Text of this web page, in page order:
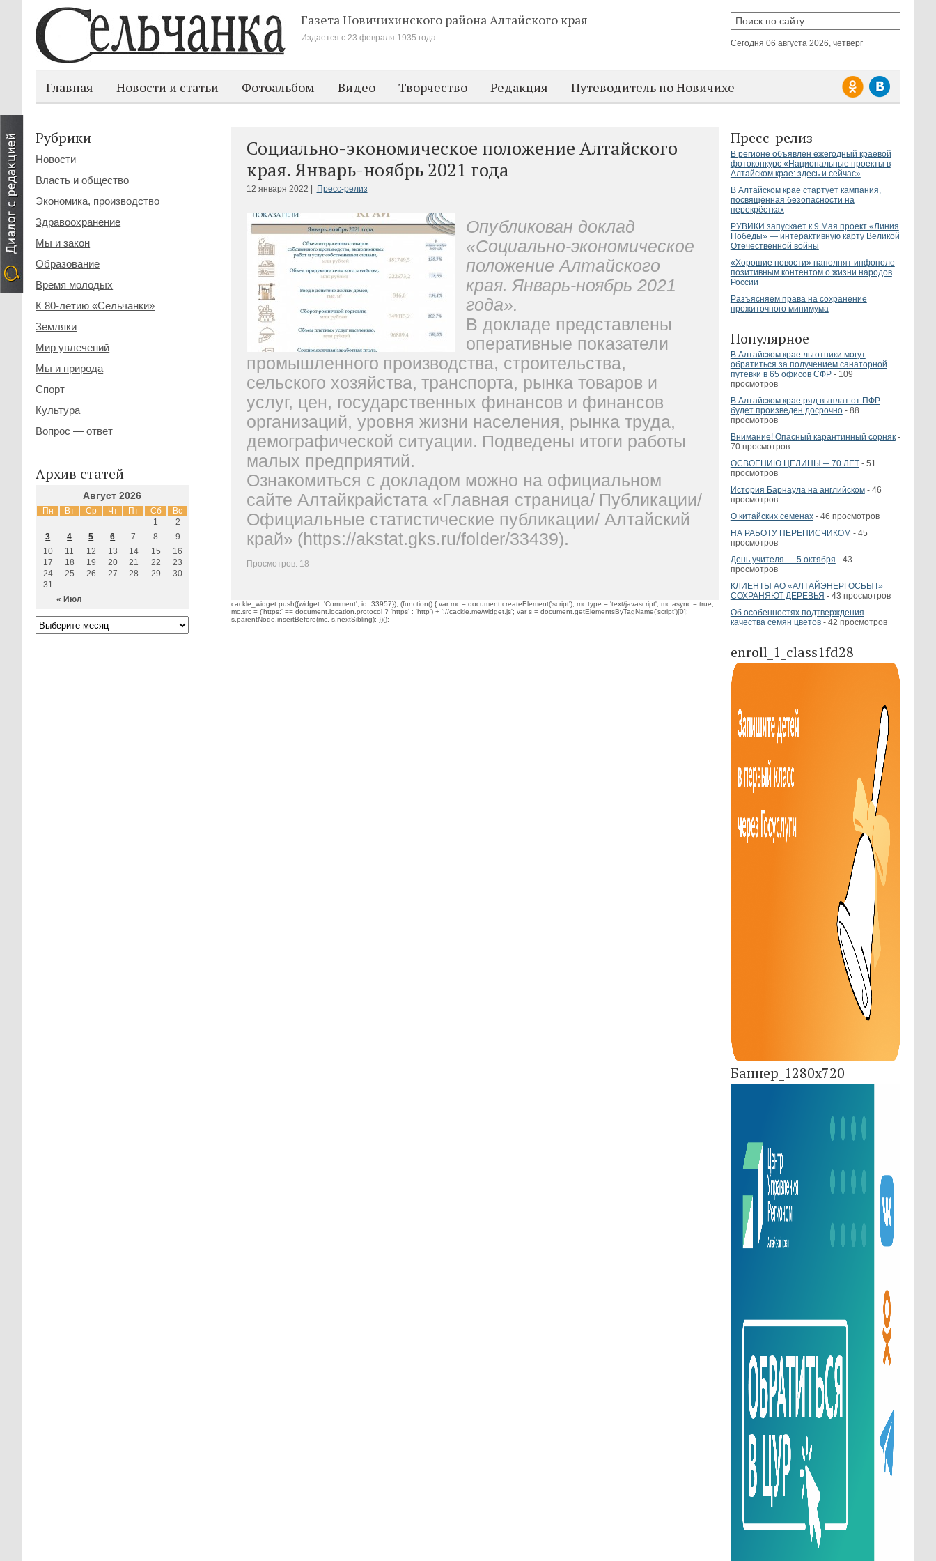
Газета Новичихинского районаАлтайского края
Издается с 23 февраля 1935 года
Сегодня 06 августа 2026, четверг
Главная Новости и статьи Фотоальбом Видео Творчество Редакция Путеводитель по Новичихе
Пресс-релиз
В регионе объявлен ежегодный краевой
фотоконкурс «Национальные проекты в
Алтайском крае: здесь и сейчас»
В Алтайском крае стартует кампания,
посвящённая безопасности на
перекрёстках
РУВИКИ запускает к 9 Мая проект «Линия
Победы» — интерактивную карту Великой
Отечественной войны
«Хорошие новости» наполнят инфополе
позитивным контентом о жизни народов
России
Разъясняем права на сохранение
прожиточного минимума
Популярное
В Алтайском крае льготники могут
обратиться за получением санаторной
путевки в 65 офисов СФР- 109
просмотров
В Алтайском крае ряд выплат от ПФР
будет произведен досрочно- 88
просмотров
Внимание! Опасный карантинный сорняк-
70 просмотров
ОСВОЕНИЮ ЦЕЛИНЫ ─ 70 ЛЕТ- 51
просмотров
История Барнаула на английском- 46
просмотров
О китайских семенах- 46 просмотров
НА РАБОТУ ПЕРЕПИСЧИКОМ - 45
просмотров
День учителя — 5 октября - 43
просмотров
КЛИЕНТЫ АО «АЛТАЙЭНЕРГОСБЫТ»
СОХРАНЯЮТ ДЕРЕВЬЯ - 43 просмотров
Об особенностях подтверждения
качества семян цветов- 42 просмотров
enroll_1_class1fd28
Баннер_1280x720
Социально-экономическое положение Алтайского
края. Январь-ноябрь 2021 года
12 января 2022 | Пресс-релиз
Опубликован доклад
«Социально-экономическое
положениеАлтайского
края. Январь-ноябрь 2021
года».
В докладе представлены
оперативные показатели
промышленного производства, строительства,
сельского хозяйства, транспорта, рынка товаров и
услуг, цен, государственных финансов и финансов
организаций, уровня жизни населения, рынка труда,
демографической ситуации. Подведены итоги работы
малых предприятий.
Ознакомиться с докладом можно на официальном
сайте Алтайкрайстата «Главная страница/ Публикации/
Официальные статистические публикации/ Алтайский
край» (https://akstat.gks.ru/folder/33439).
Просмотров: 18
cackle_widget.push({widget: 'Comment', id: 33957}); (function() { var mc = document.createElement('script'); mc.type = 'text/javascript'; mc.async = true;
mc.src = ('https:' == document.location.protocol ? 'https' : 'http') + '://cackle.me/widget.js'; var s = document.getElementsByTagName('script')[0];
s.parentNode.insertBefore(mc, s.nextSibling); })();
Рубрики
Новости
Власть и общество
Экономика, производство
Здравоохранение
Мы и закон
Образование
Время молодых
К 80-летию «Сельчанки»
Земляки
Мир увлечений
Мы и природа
Спорт
Культура
Вопрос — ответ
Архив статей
Август 2026
Пн Вт Ср Чт Пт Сб Вс
« Июл
1
2
3
4 5 6 7 8
9
10
11 12 13 14 15
16
17
18 19 20 21 22
23
24
25 26 27 28 29
30
31